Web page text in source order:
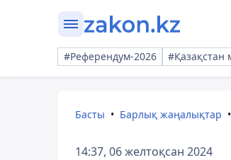
#Референдум-2026
Басты Барлық жаңалықтар
14:37, 06 желтоқсан 2024